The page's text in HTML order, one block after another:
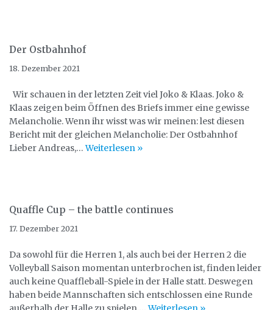
Der Ostbahnhof
18. Dezember 2021
Wir schauen in der letzten Zeit viel Joko & Klaas. Joko &
Klaas zeigen beim Öffnen des Briefs immer eine gewisse
Melancholie. Wenn ihr wisst was wir meinen: lest diesen
Bericht mit der gleichen Melancholie: Der Ostbahnhof
Lieber Andreas,…Weiterlesen »
Quaffle Cup – the battle continues
17. Dezember 2021
Da sowohl für die Herren 1, als auch bei der Herren 2 die
Volleyball Saison momentan unterbrochen ist, finden leider
auch keine Quaffleball-Spiele in der Halle statt. Deswegen
haben beide Mannschaften sich entschlossen eine Runde